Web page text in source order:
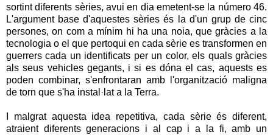
sortint diferents sèries, avui en dia emetent-se la número 46.
L'argument base d'aquestes sèries és la d'un grup de cinc
persones, on com a mínim hi ha una noia, que gràcies a la
tecnologia o el que pertoqui en cada sèrie es transformen en
guerrers cada un identificats per un color, els quals gràcies
als seus vehicles gegants, i si es dóna el cas, aquests es
poden combinar, s'enfrontaran amb l'organització maligna
de torn que s'ha instal·lat a la Terra.
I malgrat aquesta idea repetitiva, cada sèrie és diferent,
atraient diferents generacions i al cap i a la fi, amb un